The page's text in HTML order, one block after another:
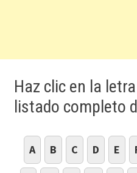
Haz clic en la
listado completo
A B C D E